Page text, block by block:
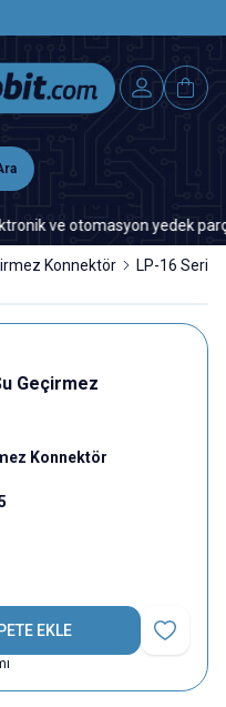
ve otomasyon yedek parça
Konnektör LP-16
Geçirmez
Konnektör
EKLE
Favoriye